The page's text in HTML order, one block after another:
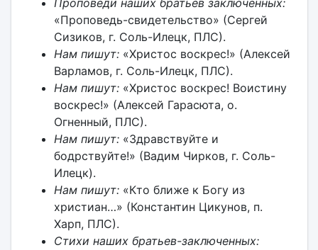
Проповеди наших братьев заключенных:
«Проповедь-свидетельство» (Сергей
Сизиков, г. Соль-Илецк, ПЛС).
Нам пишут:«Христос воскрес!» (Алексей
Варламов, г. Соль-Илецк, ПЛС).
Нам пишут:«Христос воскрес! Воистину
воскрес!» (Алексей Гарасюта, о.
Огненный, ПЛС).
Нам пишут:«Здравствуйте и
бодрствуйте!» (Вадим Чирков, г. Соль-
Илецк).
Нам пишут:«Кто ближе к Богу из
христиан…» (Константин Цикунов, п.
Харп, ПЛС).
Стихи наших братьев-заключенных: